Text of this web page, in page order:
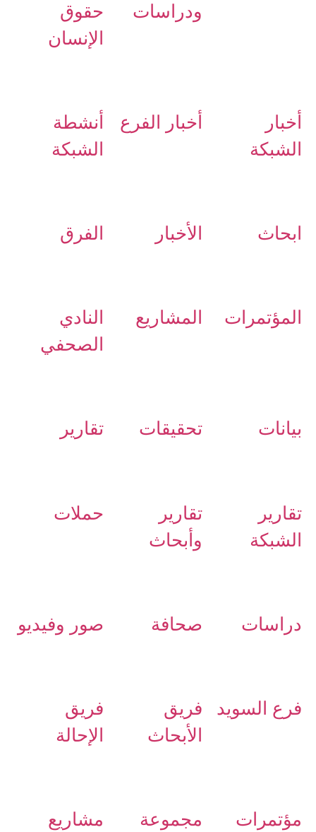
ودراسات
حقوق
الإنسان
أخبار
الشبكة
أخبار الفرع
أنشطة
الشبكة
ابحاث الأخبار الفرق
المؤتمرات المشاريع
النادي
الصحفي
بيانات تحقيقات تقارير
تقارير
الشبكة
تقارير
وأبحاث
حملات
دراسات صحافة صور وفيديو
فرع السويد
فريق
الأبحاث
فريق
الإحالة
مؤتمرات مجموعة مشاريع